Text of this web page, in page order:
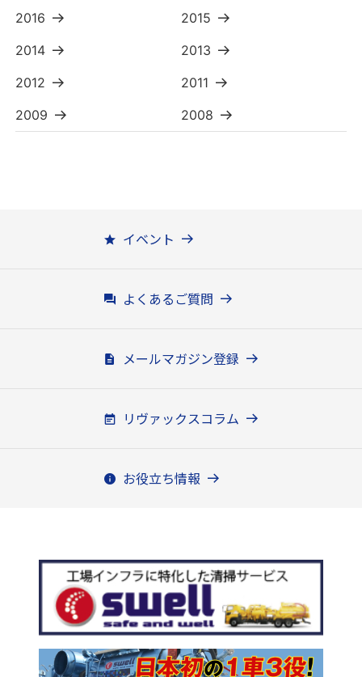
2016
2015
2014
2013
2012
2011
2009
2008
イベント
よくあるご質問
メールマガジン登録
リヴァックスコラム
お役立ち情報